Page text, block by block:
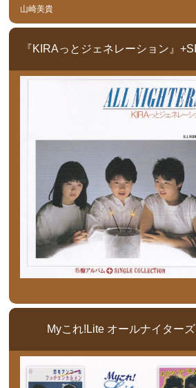
山崎美貴
Myこれ!Lite オールナイターズ